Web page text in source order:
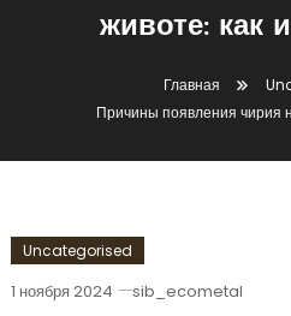
животе: как
Главная
Причины появления чирия
Uncategorised
1 ноября 2024 sib_ecometal